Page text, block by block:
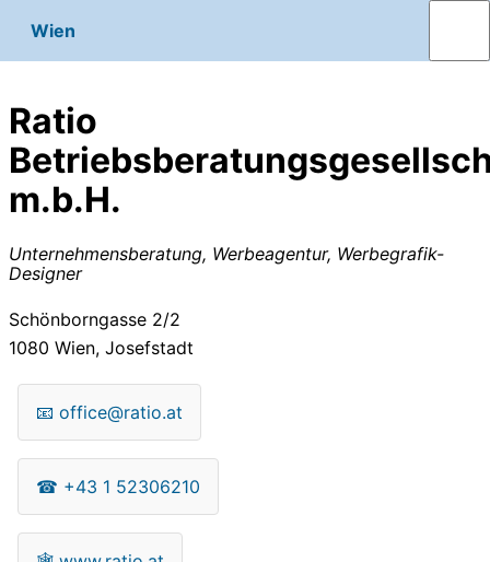
Wien
Ratio
m.b.H.
Unternehmensberatung, Werbeagentur, Werbegrafik-
Designer
Schönborngasse 2/2
1080 Wien, Josefstadt
📧 office@ratio.at
☎ +43 1 52306210